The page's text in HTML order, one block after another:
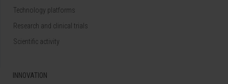
Technology platforms
Research and clinical trials
Scientific activity
INNOVATION